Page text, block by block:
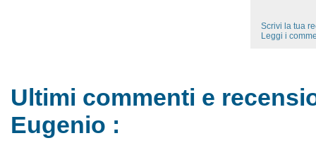
Scrivi la tua
Leggi i
Ultimi commenti e
Eugenio :